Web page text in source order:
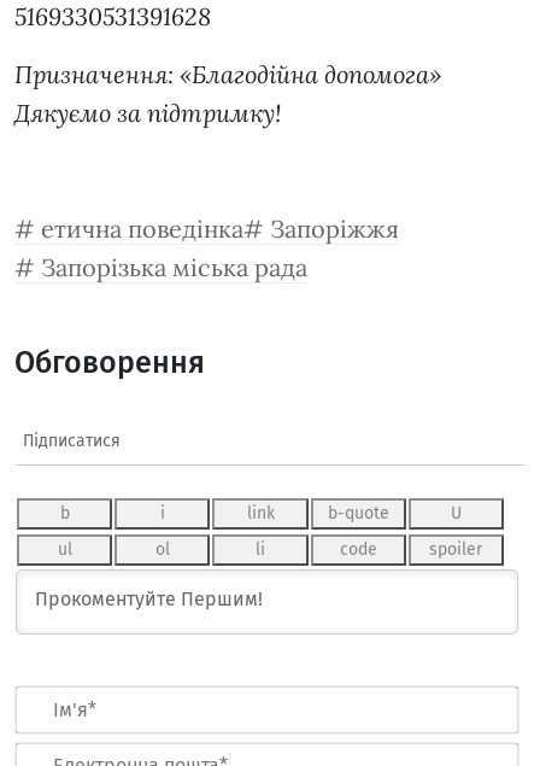
5169330531391628
Призначення: «Благодійна допомога»
Дякуємо за підтримку!
етична поведінка
Запоріжжя
Запорізька міська рада
Обговорення
Підписатися